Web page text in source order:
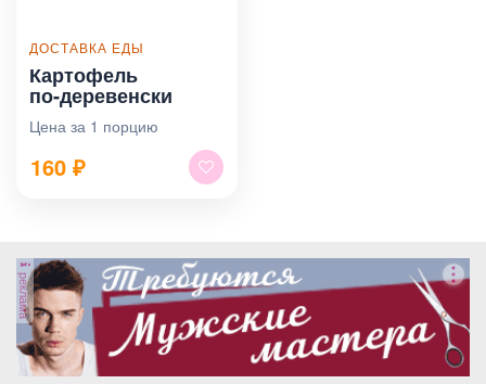
ДОСТАВКА ЕДЫ
Картофель
по‑деревенски
Цена за 1 порцию
160 ₽
реклама